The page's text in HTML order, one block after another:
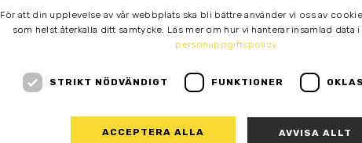
För att din upplevelse av vår webbplats ska bli bättre använder vi oss av
som helst återkalla ditt samtycke. Läs mer om hur vi hanterar insamlad data i
personuppgiftspolicy.
STRIKT NÖDVÄNDIGT FUNKTIONER
ACCEPTERA ALLA AVVISA ALLT